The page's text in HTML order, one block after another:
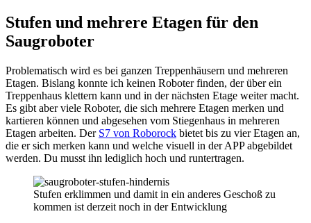
Stufen und mehrere Etagen für den
Saugroboter
Problematisch wird es bei ganzen Treppenhäusern und mehreren
Etagen. Bislang konnte ich keinen Roboter finden, der über ein
Treppenhaus klettern kann und in der nächsten Etage weiter macht.
Es gibt aber viele Roboter, die sich mehrere Etagen merken und
kartieren können und abgesehen vom Stiegenhaus in mehreren
Etagen arbeiten. Der S7 von Roborock bietet bis zu vier Etagen an,
die er sich merken kann und welche visuell in der APP abgebildet
werden. Du musst ihn lediglich hoch und runtertragen.
Stufen erklimmen und damit in ein anderes Geschoß zu
kommen ist derzeit noch in der Entwicklung